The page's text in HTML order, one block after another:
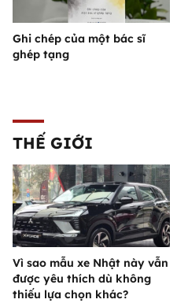
Ghi chép của một bác sĩ
ghép tạng
THẾ GIỚI
Vì sao mẫu xe Nhật này vẫn
được yêu thích dù không
thiếu lựa chọn khác?